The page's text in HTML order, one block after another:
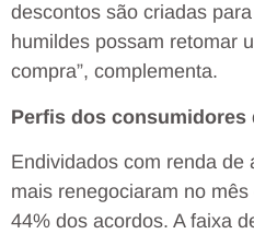
descontos são criadas
humildes possam retomar
compra”, complementa.
Perfis dos consumidores
Endividados com renda de
mais renegociaram no
44% dos acordos. A faixa